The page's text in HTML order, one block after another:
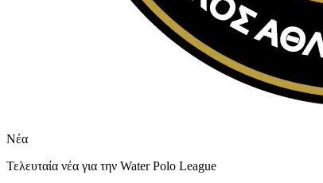
Νέα
Τελευταία νέα για την Water Polo League